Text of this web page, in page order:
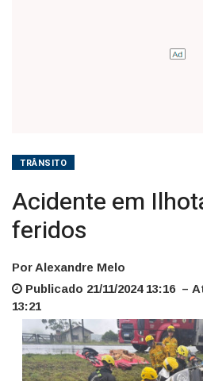
TRÂNSITO
Acidente em
feridos
Por Alexandre Melo
Publicado 21/11/2024 13:16 –
13:21